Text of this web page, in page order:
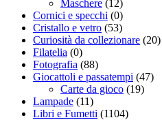
Maschere (12)
Cornici e specchi (0)
Cristallo e vetro (53)
Curiosità da collezionare (20)
Filatelia (0)
Fotografia (88)
Giocattoli e passatempi (47)
Carte da gioco (19)
Lampade (11)
Libri e Fumetti (1104)